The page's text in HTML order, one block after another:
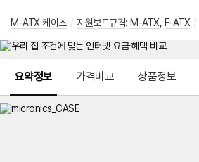
M-ATX 케이스 / 지원보드규격: M-ATX F-ATX /
요약정보 가격비교 상품정보